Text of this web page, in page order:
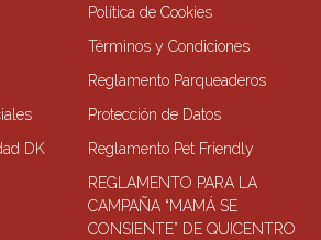
DK
Política de Cookies
Términos y Condiciones
Reglamento Parqueaderos
Protección de Datos
Reglamento Pet Friendly
REGLAMENTO PARA LA
CAMPAÑA “MAMÁ SE
CONSIENTE” DE QUICENTRO